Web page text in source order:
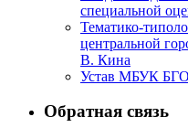
специальной
Тематико-
центральной
В. Кина
Устав МБУК
Обратная связь